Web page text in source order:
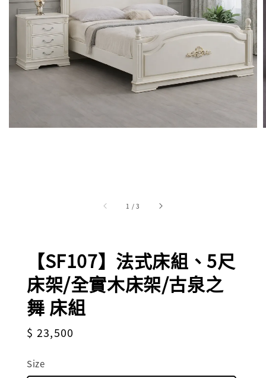
1 /3
【SF107】法式床組、5尺
床架/全實木床架/古泉之
舞 床組
Regular
$ 23,500
Size